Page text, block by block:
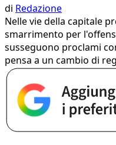
di Redazione
Nelle vie della capitale
smarrimento per
susseguono proclami
pensa a un cambio di